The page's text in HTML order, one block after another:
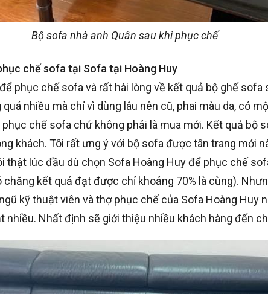
Bộ sofa nhà anh Quân sau khi phục chế
chế sofa tại Sofa tại Hoàng Huy
phục chế sofa và rất hài lòng về kết quả bộ ghế sofa
nhiều mà chỉ vì dùng lâu nên cũ, phai màu da, có
chế sofa chứ không phải là mua mới. Kết quả bộ
khách. Tôi rất ưng ý với bộ sofa được tân trang mới
thật lúc đầu dù chọn Sofa Hoàng Huy để phục chế
kết quả đạt được chỉ khoảng 70% là cùng).
kỹ thuật viên và thợ phục chế của Sofa Hoàng Huy
nhiều. Nhất định sẽ giới thiệu nhiều khách hàng đến